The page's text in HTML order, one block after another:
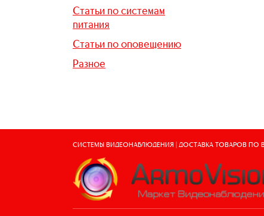
Статьи по системам
питания
Статьи по оповещению
Разное
СИСТЕМЫ ВИДЕОНАБЛЮДЕНИЯ | ДОСТАВКА ТОВАРОВ ПО